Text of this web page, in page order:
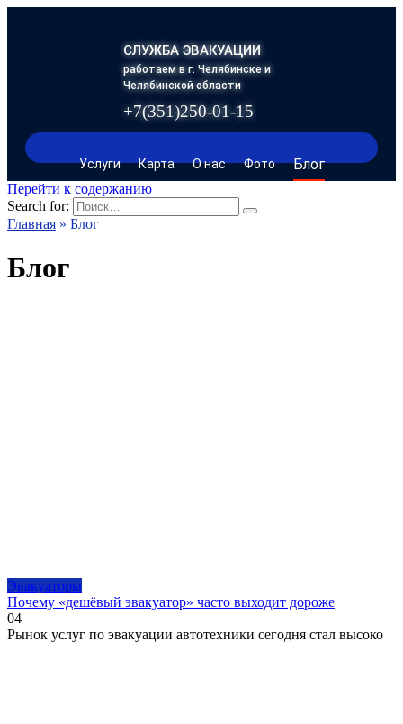
СЛУЖБА ЭВАКУАЦИИ
работаем в г. Челябинске и
Челябинской области
+7(351)250-01-15
Услуги Карта О нас Фото Блог
Перейти к содержанию
Search for:
Главная » Блог
Блог
Эвакуаторы
Почему «дешёвый эвакуатор» часто выходит дороже
04
Рынок услуг по эвакуации автотехники сегодня стал высоко